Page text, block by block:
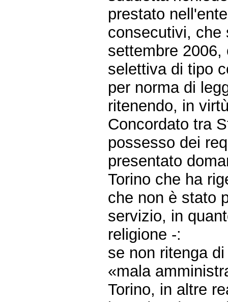
prestato
consecutivi, che
settembre
selettiva di tipo
per norma di
ritenendo, in
Concordato tra
possesso dei
presentato
Torino che ha
che non è stato
servizio, in
religione -:
se non ritenga
«mala
Torino, in altre